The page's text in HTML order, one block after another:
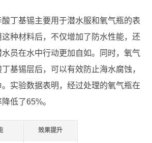
丁基锡主要用于潜水服和氧气瓶的表
种材料后，不仅增加了防水性能，还
员在水中行动更加自如。同时，氧气
基锡层后，可以有效防止海水腐蚀，
实验数据表明，经过处理的氧气瓶在
低了65%。
效果提升